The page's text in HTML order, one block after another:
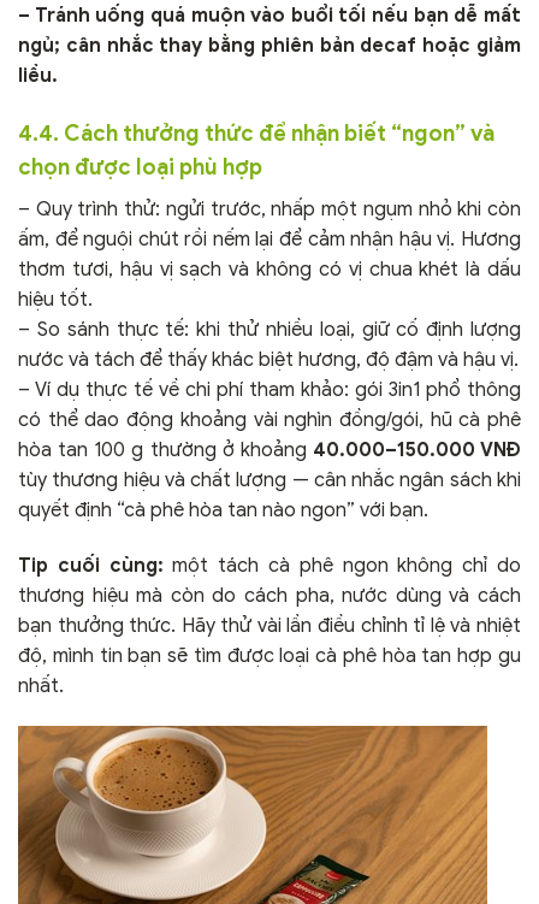
– Tránh uống quá muộn vào buổi tối nếu bạn dễ mất
ngủ; cân nhắc thay bằng phiên bản decaf hoặc giảm
liều.
4.4. Cách thưởng thức để nhận biết “ngon” và
chọn được loại phù hợp
– Quy trình thử: ngửi trước, nhấp một ngụm nhỏ khi còn
ấm, để nguội chút rồi nếm lại để cảm nhận hậu vị. Hương
thơm tươi, hậu vị sạch và không có vị chua khét là dấu
hiệu tốt.
– So sánh thực tế: khi thử nhiều loại, giữ cố định lượng
nước và tách để thấy khác biệt hương, độ đậm và hậu vị.
– Ví dụ thực tế về chi phí tham khảo: gói 3in1 phổ thông
có thể dao động khoảng vài nghìn đồng/gói, hũ cà phê
hòa tan 100 g thường ở khoảng 40.000–150.000 VNĐ
tùy thương hiệu và chất lượng — cân nhắc ngân sách khi
quyết định “cà phê hòa tan nào ngon” với bạn.
Tip cuối cùng: một tách cà phê ngon không chỉ do
thương hiệu mà còn do cách pha, nước dùng và cách
bạn thưởng thức. Hãy thử vài lần điều chỉnh tỉ lệ và nhiệt
độ, mình tin bạn sẽ tìm được loại cà phê hòa tan hợp gu
nhất.